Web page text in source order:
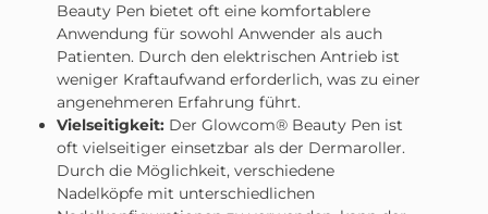
Beauty Pen bietet oft eine komfortablere
Anwendung für sowohl Anwender als auch
Patienten. Durch den elektrischen Antrieb ist
weniger Kraftaufwand erforderlich, was zu einer
angenehmeren Erfahrung führt.
Vielseitigkeit: Der Glowcom® Beauty Pen ist
oft vielseitiger einsetzbar als der Dermaroller.
Durch die Möglichkeit, verschiedene
Nadelköpfe mit unterschiedlichen